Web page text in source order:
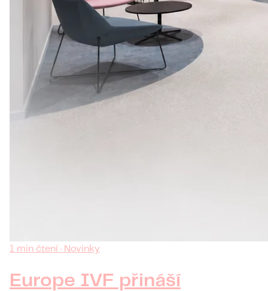
1 min čtení · Novinky
Europe IVF přináší